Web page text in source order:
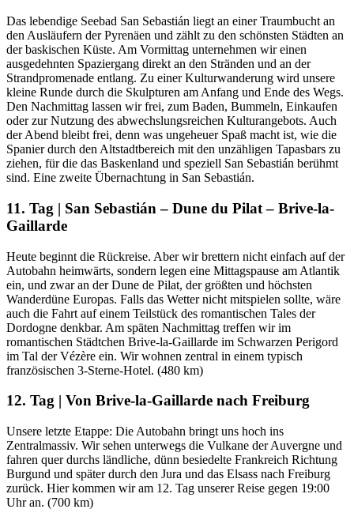
Das lebendige Seebad San Sebastián liegt an einer Traumbucht an
den Ausläufern der Pyrenäen und zählt zu den schönsten Städten an
der baskischen Küste. Am Vormittag unternehmen wir einen
ausgedehnten Spaziergang direkt an den Stränden und an der
Strandpromenade entlang. Zu einer Kulturwanderung wird unsere
kleine Runde durch die Skulpturen am Anfang und Ende des Wegs.
Den Nachmittag lassen wir frei, zum Baden, Bummeln, Einkaufen
oder zur Nutzung des abwechslungsreichen Kulturangebots. Auch
der Abend bleibt frei, denn was ungeheuer Spaß macht ist, wie die
Spanier durch den Altstadtbereich mit den unzähligen Tapasbars zu
ziehen, für die das Baskenland und speziell San Sebastián berühmt
sind. Eine zweite Übernachtung in San Sebastián.
11. Tag | San Sebastián – Dune du Pilat – Brive-la-
Gaillarde
Heute beginnt die Rückreise. Aber wir brettern nicht einfach auf der
Autobahn heimwärts, sondern legen eine Mittagspause am Atlantik
ein, und zwar an der Dune de Pilat, der größten und höchsten
Wanderdüne Europas. Falls das Wetter nicht mitspielen sollte, wäre
auch die Fahrt auf einem Teilstück des romantischen Tales der
Dordogne denkbar. Am späten Nachmittag treffen wir im
romantischen Städtchen Brive-la-Gaillarde im Schwarzen Perigord
im Tal der Vézère ein. Wir wohnen zentral in einem typisch
französischen 3-Sterne-Hotel. (480 km)
12. Tag | Von Brive-la-Gaillarde nach Freiburg
Unsere letzte Etappe: Die Autobahn bringt uns hoch ins
Zentralmassiv. Wir sehen unterwegs die Vulkane der Auvergne und
fahren quer durchs ländliche, dünn besiedelte Frankreich Richtung
Burgund und später durch den Jura und das Elsass nach Freiburg
zurück. Hier kommen wir am 12. Tag unserer Reise gegen 19:00
Uhr an. (700 km)